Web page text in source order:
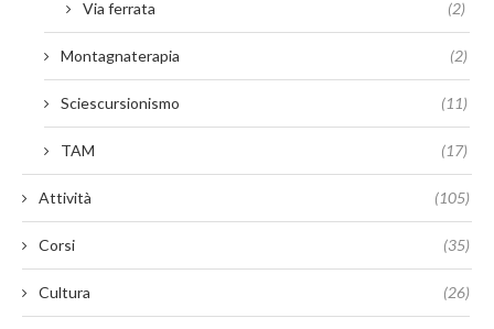
Via ferrata (2)
Montagnaterapia (2)
Sciescursionismo (11)
TAM (17)
Attività (105)
Corsi (35)
Cultura (26)